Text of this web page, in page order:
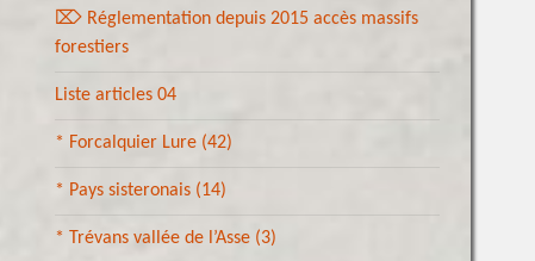
⌦ Réglementation depuis 2015 accès massifs
forestiers
Liste articles 04
* Forcalquier Lure (42)
* Pays sisteronais (14)
* Trévans vallée de l’Asse (3)